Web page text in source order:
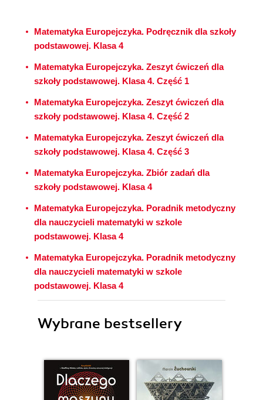
Matematyka Europejczyka. Podręcznik dla szkoły
podstawowej. Klasa 4
Matematyka Europejczyka. Zeszyt ćwiczeń dla
szkoły podstawowej. Klasa 4. Część 1
Matematyka Europejczyka. Zeszyt ćwiczeń dla
szkoły podstawowej. Klasa 4. Część 2
Matematyka Europejczyka. Zeszyt ćwiczeń dla
szkoły podstawowej. Klasa 4. Część 3
Matematyka Europejczyka. Zbiór zadań dla
szkoły podstawowej. Klasa 4
Matematyka Europejczyka. Poradnik metodyczny
dla nauczycieli matematyki w szkole
podstawowej. Klasa 4
Matematyka Europejczyka. Poradnik metodyczny
dla nauczycieli matematyki w szkole
podstawowej. Klasa 4
Wybrane bestsellery